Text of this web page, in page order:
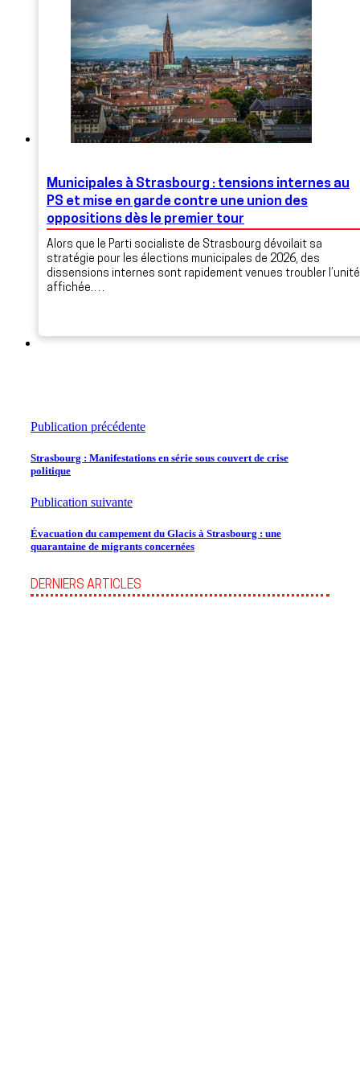
Municipales à Strasbourg : tensions internes au
PS et mise en garde contre une union des
oppositions dès le premier tour
Alors que le Parti socialiste de Strasbourg dévoilait sa
stratégie pour les élections municipales de 2026, des
dissensions internes sont rapidement venues troubler l’unité
affichée.…
Publication précédente
Strasbourg : Manifestations en série sous couvert de crise
politique
Publication suivante
Évacuation du campement du Glacis à Strasbourg : une
quarantaine de migrants concernées
DERNIERS ARTICLES